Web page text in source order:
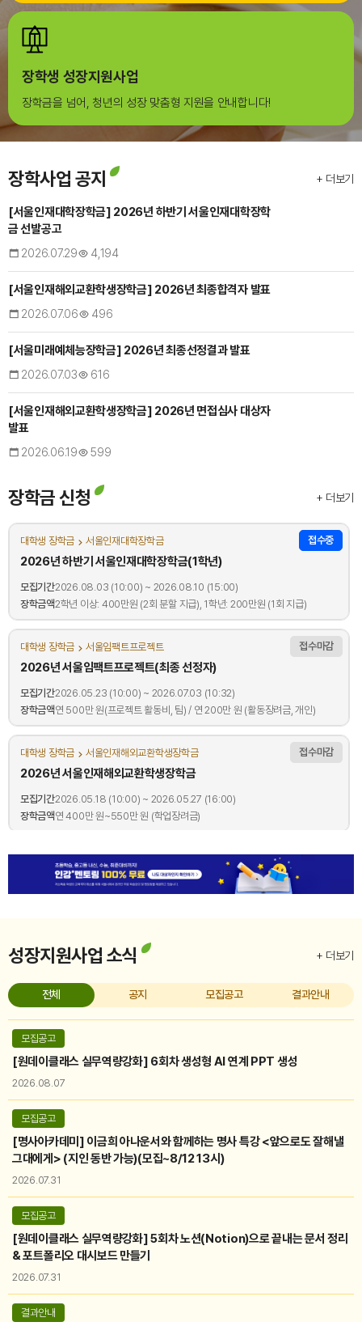
장학생 성장지원사업
장학금을 넘어, 청년의 성장 맞춤형 지원을 안내합니다!
장학사업 공지
[서울인재대학장학금] 2026년 하반기 서울인재대학장학
금 선발공고
2026.07.29 4,194
[서울인재해외교환학생장학금] 2026년 최종합격자 발표
2026.07.06 496
[서울미래예체능장학금] 2026년 최종선정결과 발표
2026.07.03 616
[서울인재해외교환학생장학금] 2026년 면접심사 대상자
발표
2026.06.19 599
+ 더보기
장학금 신청
접수중
대학생 장학금 서울인재대학장학금
2026년 하반기 서울인재대학장학금(1학년)
모집기간2026.08.03 (10:00) ~ 2026.08.10 (15:00)
장학금액2학년 이상: 400만원 (2회 분할 지급), 1학년: 200만원 (1회 지급)
접수마감
대학생 장학금 서울임팩트프로젝트
2026년 서울임팩트프로젝트(최종 선정자)
모집기간2026.05.23 (10:00) ~ 2026.07.03 (10:32)
장학금액연 500만 원(프로젝트 활동비, 팀) / 연 200만 원 (활동장려금, 개인)
접수마감
대학생 장학금 서울인재해외교환학생장학금
2026년 서울인재해외교환학생장학금
모집기간2026.05.18 (10:00) ~ 2026.05.27 (16:00)
장학금액연 400만 원~550만 원 (학업장려금)
접수마감
2026년 서울독립유공자후손장학금
대학생 장학금 청춘Start장학금
2026년 청춘Start 장학금
모집기간2026.04.01 (10:00) ~ 2026.04.08 (16:00)
장학금액신규 장학생 - 연 300만 원, 기존 장학생 - 연 200만 원 (학업장려금)
대학생 장학금 서울임팩트프로젝트
2026년 서울임팩트프로젝트
모집기간2026.03.23 (10:00) ~ 2026.04.08 (16:00)
장학금액연 500만 원(프로젝트 활동비, 팀) / 연 200만 원 (활동장려금, 개인)
대학생 장학금
2026년 상반기 서울인재대학장학금(2학년 이상)
모집기간2026.03.24 (10:00) ~ 2026.03.31 (16:00)
장학금액2학년 이상: 400만원 (2회 분할 지급), 1학년: 200만원 (1회 지급)
+ 더보기
성장지원사업 소식
전체 공지 모집공고 결과안내
모집공고
[원데이클래스 실무역량강화] 6회차 생성형 AI 연계 PPT 생성
2026.08.07
모집공고
[명사아카데미] 이금희 아나운서와 함께하는 명사 특강 <앞으로도 잘해낼
그대에게> (지인 동반 가능)(모집~8/12 13시)
2026.07.31
모집공고
[원데이클래스 실무역량강화] 5회차 노션(Notion)으로 끝내는 문서 정리
& 포트폴리오 대시보드 만들기
2026.07.31
결과안내
+ 더보기